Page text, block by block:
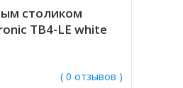
столиком
TB4-LE white
( 0 отзывов )